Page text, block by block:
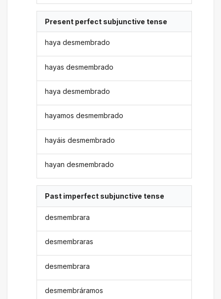
Present perfect subjunctive tense
haya desmembrado
hayas desmembrado
haya desmembrado
hayamos desmembrado
hayáis desmembrado
hayan desmembrado
Past imperfect subjunctive tense
desmembrara
desmembraras
desmembrara
desmembráramos